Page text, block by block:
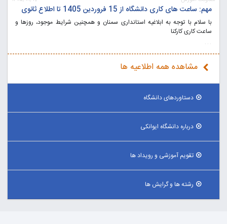
مهم: ساعت های کاری دانشگاه از 15 فروردین 1405 تا اطلاع ثانوی
با سلام با توجه به ابلاغیه استانداری سمنان و همچنین شرایط موجود، روزها و
ساعت کاری کارکنا
...
مشاهده همه اطلاعیه ها
دستاوردهای دانشگاه
درباره دانشگاه ایوانکی
تقویم آموزشی و رویداد ها